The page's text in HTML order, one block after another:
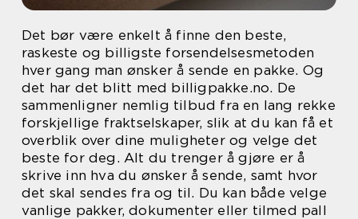
Det bør være enkelt å finne den beste,
raskeste og billigste forsendelsesmetoden
hver gang man ønsker å sende en pakke. Og
det har det blitt med billigpakke.no. De
sammenligner nemlig tilbud fra en lang rekke
forskjellige fraktselskaper, slik at du kan få et
overblik over dine muligheter og velge det
beste for deg. Alt du trenger å gjøre er å
skrive inn hva du ønsker å sende, samt hvor
det skal sendes fra og til. Du kan både velge
vanlige pakker, dokumenter eller tilmed pall